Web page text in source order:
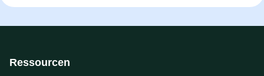
Ressourcen